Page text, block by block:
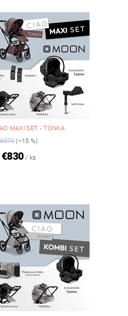
MAXI SET - TONKA
€979 (–15 %)
€830 / ks